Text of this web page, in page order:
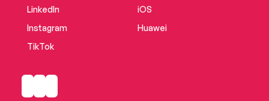
LinkedIn
Instagram
TikTok
iOS
Huawei